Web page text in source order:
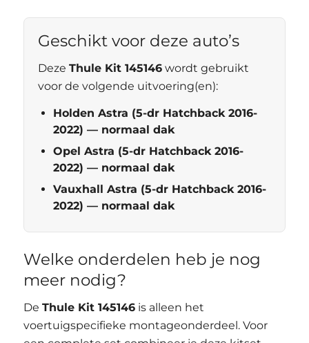
Geschikt voor deze auto’s
DezeThule Kit 145146 wordt gebruikt
voor de volgende uitvoering(en):
Holden Astra (5-dr Hatchback 2016-
2022) — normaal dak
Opel Astra (5-dr Hatchback 2016-
2022) — normaal dak
Vauxhall Astra (5-dr Hatchback 2016-
2022) — normaal dak
Welke onderdelen heb je nog
meer nodig?
DeThule Kit 145146 is alleen het
voertuigspecifieke montageonderdeel. Voor